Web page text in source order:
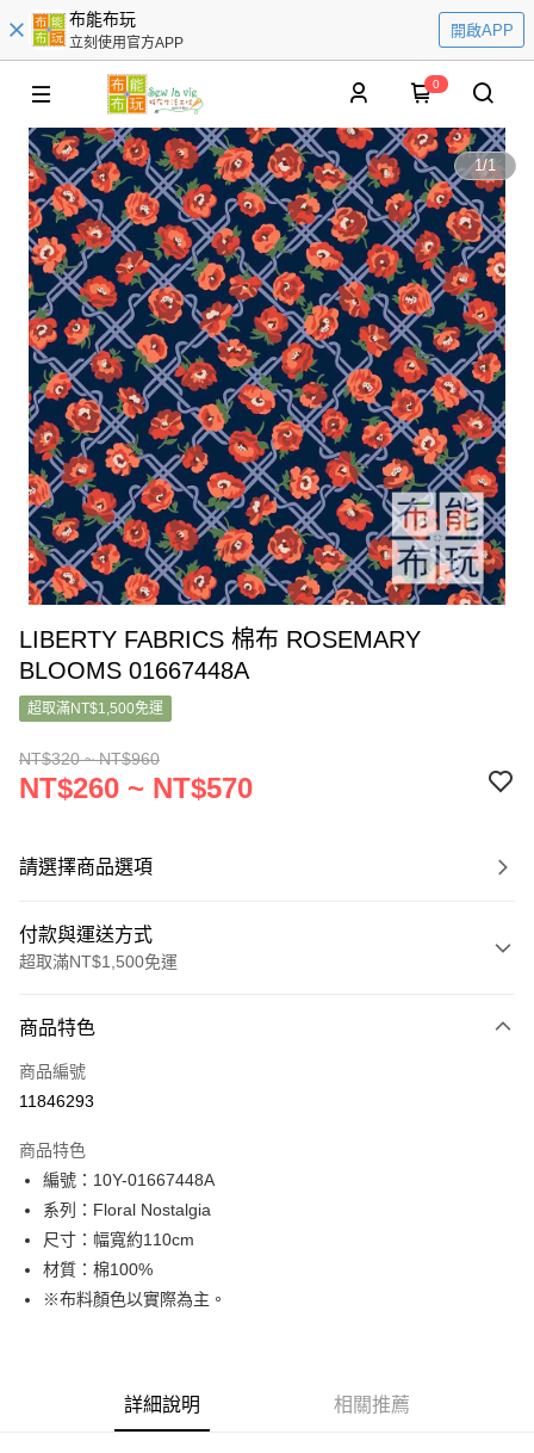
布能布玩
立刻使用官方APP
開啟APP
0
1/1
LIBERTY FABRICS 棉布 ROSEMARY
BLOOMS 01667448A
超取滿NT$1,500免運
NT$320 ~ NT$960
NT$260 ~ NT$570
請選擇商品選項
付款與運送方式
超取滿NT$1,500免運
信用卡一次付款
超商取貨付款
Apple Pay
街口支付
Google Pay
AFTEE先享後付
１．簡單：不需註冊會員、不需綁卡、不需儲值。
商品特色
商品編號
11846293
商品特色
編號：10Y-01667448A
系列：Floral Nostalgia
尺寸：幅寬約110cm
材質：棉100%
※布料顏色以實際為主。
詳細說明 相關推薦